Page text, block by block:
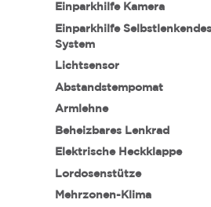
Einparkhilfe Kamera
Einparkhilfe Selbstlenkendes
System
Lichtsensor
Abstandstempomat
Armlehne
Beheizbares Lenkrad
Elektrische Heckklappe
Lordosenstütze
Mehrzonen-Klima